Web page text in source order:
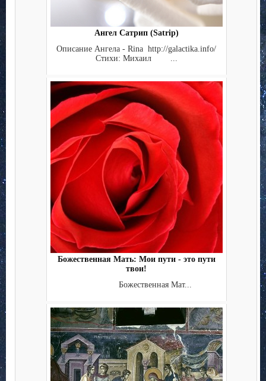
Ангел Сатрип (Satrip)
Описание Ангела - Rina http://galactika.info/
Стихи: Михаил ...
Божественная Мать: Мои пути - это пути
твои!
Божественная Мат...